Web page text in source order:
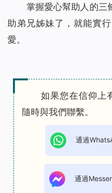
掌握愛心幫助人的三
助弟兄姊妹了，就能實
愛。
如果您在信仰上
隨時與我們聯繫。
通過
通過